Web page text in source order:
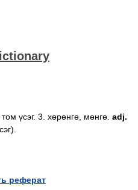
үсэг. 3. хөрөнгө, мөнгө. adj.
реферат